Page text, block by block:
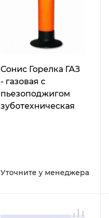
Сонис Горелка ГАЗ
- газовая с
пьезоподжигом
зуботехническая
Уточните у менеджера